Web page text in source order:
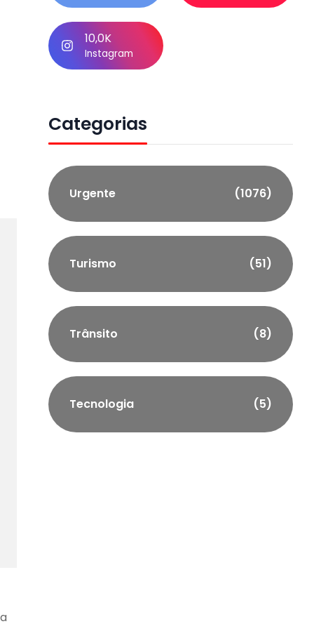
10,0K
Instagram
Categorias
Urgente (1076)
Turismo (51)
Trânsito (8)
Tecnologia (5)